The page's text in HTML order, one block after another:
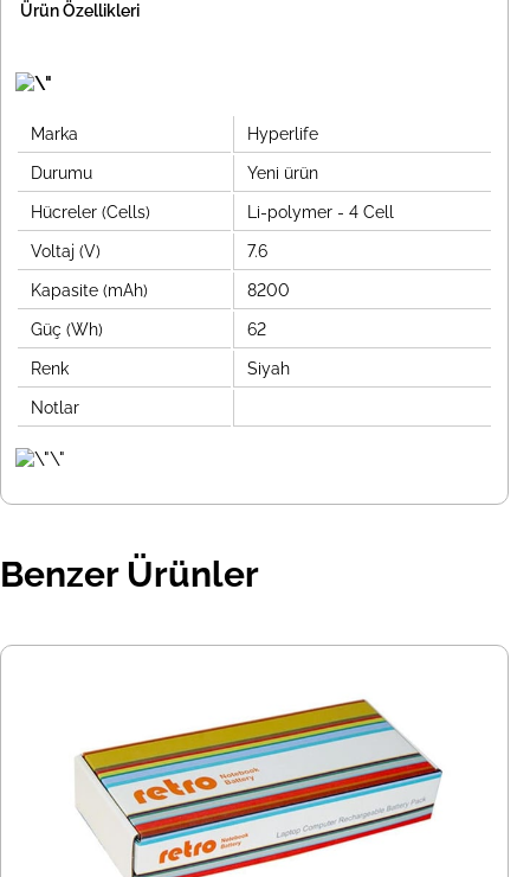
Ürün Özellikleri
Marka Hyperlife
Durumu Yeni ürün
Hücreler (Cells) Li-polymer - 4 Cell
Voltaj (V) 7.6
Kapasite (mAh) 8200
Güç (Wh) 62
Renk Siyah
Notlar
Benzer Ürünler